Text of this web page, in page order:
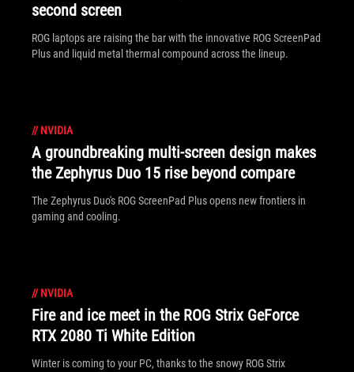
second screen
ROG laptops are raising the bar with the innovative ROG ScreenPad
Plus and liquid metal thermal compound across the lineup.
// NVIDIA
A groundbreaking multi-screen design makes
the Zephyrus Duo 15 rise beyond compare
The Zephyrus Duo's ROG ScreenPad Plus opens new frontiers in
gaming and cooling.
// NVIDIA
Fire and ice meet in the ROG Strix GeForce
RTX 2080 Ti White Edition
Winter is coming to your PC, thanks to the snowy ROG Strix